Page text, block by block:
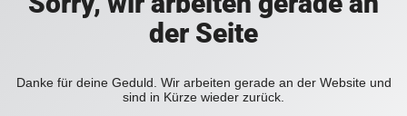
der Seite
Danke für deine Geduld. Wir arbeiten gerade an der Website und
sind in Kürze wieder zurück.